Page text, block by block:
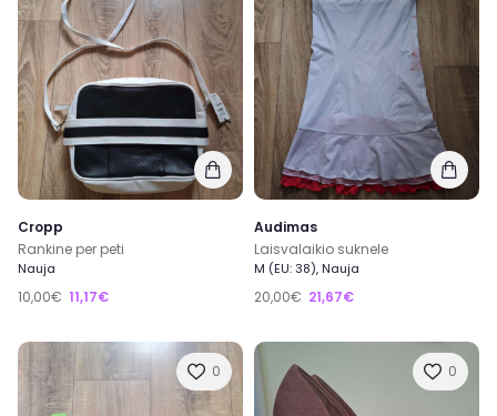
Cropp
Rankine per peti
Nauja
10,00€ 11,17€
Audimas
Laisvalaikio suknele
M (EU: 38), Nauja
20,00€ 21,67€
0 0